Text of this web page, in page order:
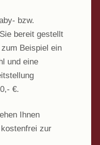
bzw.
bereit gestellt
Beispiel ein
und eine
€.
Ihnen
zur